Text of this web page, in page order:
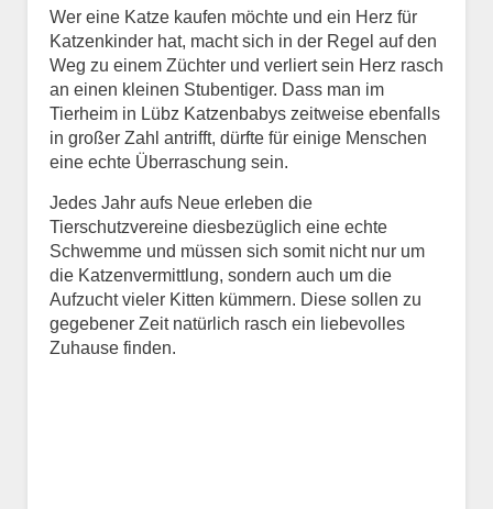
Keine Datei ausgewählt
Vermisst seit
Ort des Verschwindens
Wer eine Katze kaufen möchte und ein Herz für
Katzenkinder hat, macht sich in der Regel auf den
Weg zu einem Züchter und verliert sein Herz rasch
an einen kleinen Stubentiger. Dass man im
Tierheim in Lübz Katzenbabys zeitweise ebenfalls
in großer Zahl antrifft, dürfte für einige Menschen
eine echte Überraschung sein.
Jedes Jahr aufs Neue erleben die
Tierschutzvereine diesbezüglich eine echte
Schwemme und müssen sich somit nicht nur um
die Katzenvermittlung, sondern auch um die
Aufzucht vieler Kitten kümmern. Diese sollen zu
gegebener Zeit natürlich rasch ein liebevolles
Zuhause finden.